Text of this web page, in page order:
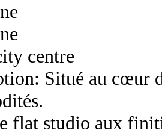
centre
Situé au cœur
flat studio aux